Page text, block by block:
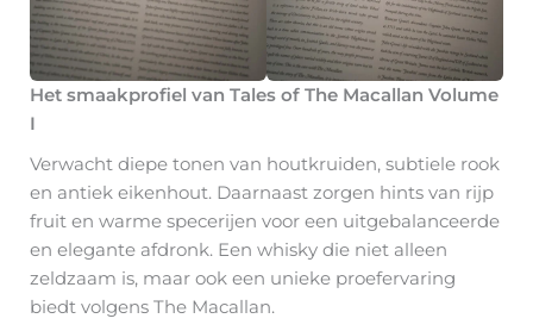
Het smaakprofiel van Tales of The Macallan Volume
I
Verwacht diepe tonen van houtkruiden, subtiele rook
en antiek eikenhout. Daarnaast zorgen hints van rijp
fruit en warme specerijen voor een uitgebalanceerde
en elegante afdronk. Een whisky die niet alleen
zeldzaam is, maar ook een unieke proefervaring
biedt volgens The Macallan.